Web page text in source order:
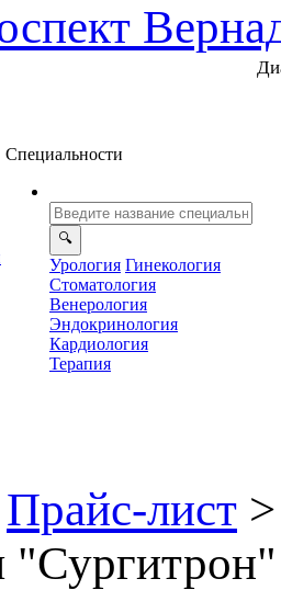
Специальности
Урология Гинекология
Стоматология
енерология
Эндокринология
Кардиология
Терапия
Прайс-лист >